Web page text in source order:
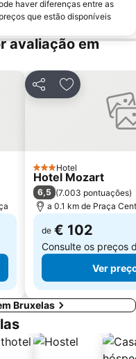
Domein de Gavers
des Bouchers - Beenhouwersstraat
Recreatiedomein De Schorre
House
haver diferenças entre as
que estão disponíveis
avaliação em
PartilharAdicionar
3 Estrelas
Hotel
Hotel Mozart
6,5 (7.003 pontuações)
a 0.1 km de Praça
de € 102
Consulte os preços
Ver
Bruxelas